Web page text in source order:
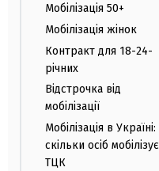
Мобілізація 50+
Мобілізація жінок
Контракт для 18-24-
річних
Відстрочка від
мобілізації
Мобілізація в Україні:
скільки осіб мобілізує
ТЦК